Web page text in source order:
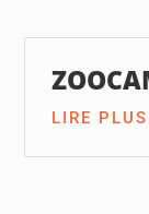
LIRE PLUS